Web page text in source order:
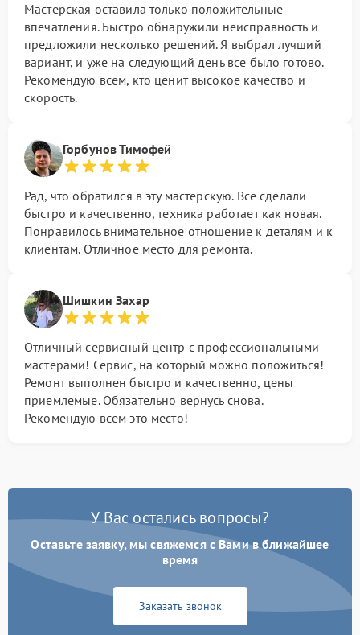
Мастерская оставила только положительные
впечатления. Быстро обнаружили неисправность и
предложили несколько решений. Я выбрал лучший
вариант, и уже на следующий день все было готово.
Рекомендую всем, кто ценит высокое качество и
скорость.
Горбунов Тимофей
Рад, что обратился в эту мастерскую. Все сделали
быстро и качественно, техника работает как новая.
Понравилось внимательное отношение к деталям и к
клиентам. Отличное место для ремонта.
Шишкин Захар
Отличный сервисный центр с профессиональными
мастерами! Сервис, на который можно положиться!
Ремонт выполнен быстро и качественно, цены
приемлемые. Обязательно вернусь снова.
Рекомендую всем это место!
У Вас остались вопросы?
Оставьте заявку, мы свяжемся с Вами в ближайшее
время
Заказать звонок